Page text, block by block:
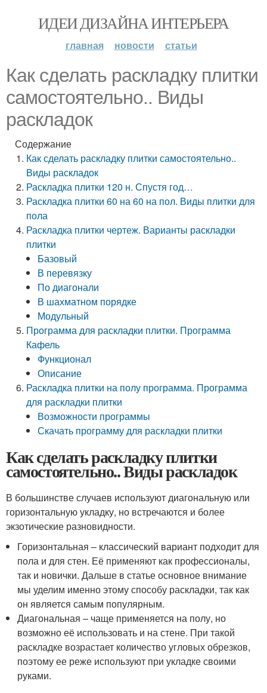
ИДЕИ ДИЗАЙНА ИНТЕРЬЕРА
главная новости статьи
Как сделать раскладку плитки
самостоятельно.. Виды
раскладок
Содержание
Как сделать раскладку плитки самостоятельно..
Виды раскладок
Раскладка плитки 120 н. Спустя год…
Раскладка плитки 60 на 60 на пол. Виды плитки для
пола
Раскладка плитки чертеж. Варианты раскладки
плитки
Базовый
В перевязку
По диагонали
В шахматном порядке
Модульный
Программа для раскладки плитки. Программа
Кафель
Функционал
Описание
Раскладка плитки на полу программа. Программа
для раскладки плитки
Возможности программы
Скачать программу для раскладки плитки
Как сделать раскладку плитки
самостоятельно.. Виды раскладок
В большинстве случаев используют диагональную или
горизонтальную укладку, но встречаются и более
экзотические разновидности.
Горизонтальная – классический вариант подходит для
пола и для стен. Её применяют как профессионалы,
так и новички. Дальше в статье основное внимание
мы уделим именно этому способу раскладки, так как
он является самым популярным.
Диагональная – чаще применяется на полу, но
возможно её использовать и на стене. При такой
раскладке возрастает количество угловых обрезков,
поэтому ее реже используют при укладке своими
руками.